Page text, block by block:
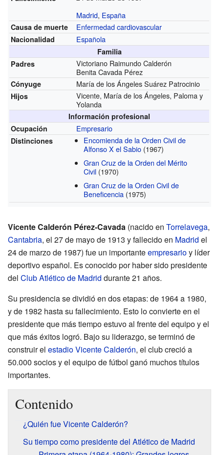
Madrid, España
Causa de muerte Enfermedad cardiovascular
Nacionalidad Española
Familia
Padres
Victoriano Raimundo Calderón
Benita Cavada Pérez
Cónyuge María de los Ángeles Suárez Patrocinio
Hijos
Vicente, María de los Ángeles, Paloma y
Yolanda
Información profesional
Ocupación
Empresario
Distinciones
Encomienda de la Orden Civil de
Alfonso X el Sabio (1967)
Gran Cruz de la Orden del Mérito
Civil (1970)
Gran Cruz de la Orden Civil de
Beneficencia (1975)
Vicente Calderón Pérez-Cavada (nacido en Torrelavega,
Cantabria, el 27 de mayo de 1913 y fallecido en Madrid el
24 de marzo de 1987) fue un importanteempresarioy líder
deportivo español. Es conocido por haber sido presidente
del Club Atlético de Madrid durante 21 años.
Su presidencia se dividió en dos etapas: de 1964 a 1980,
y de 1982 hasta su fallecimiento. Esto lo convierte en el
presidente que más tiempo estuvo al frente del equipo y el
que más éxitos logró. Bajo su liderazgo, se terminó de
construir el estadio Vicente Calderón, el club creció a
50.000 socios y el equipo de fútbol ganó muchos títulos
importantes.
Contenido
¿Quién fue Vicente Calderón?
Su tiempo como presidente del Atlético de Madrid